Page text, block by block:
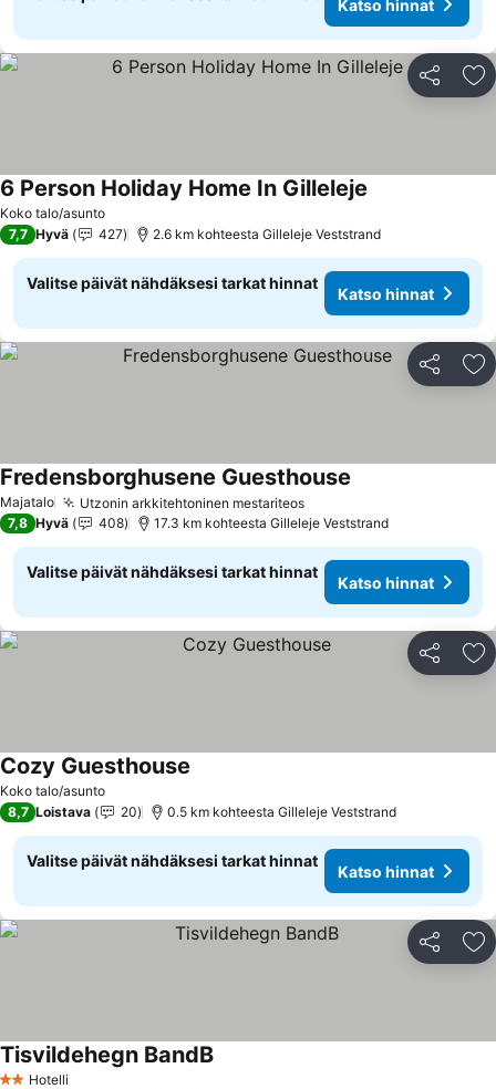
Katso hinnat
Jaa
Koko talo/asunto
6 Person Holiday Home In Gilleleje
7,7 Hyvä 427 2.6 km kohteesta Gilleleje Veststrand
Valitse päivät nähdäksesi tarkat hinnat
Katso hinnat
Jaa
Majatalo Utzonin arkkitehtoninen mestariteos
Fredensborghusene Guesthouse
7,8 Hyvä 408 17.3 km kohteesta Gilleleje Veststrand
Valitse päivät nähdäksesi tarkat hinnat
Katso hinnat
Jaa
Koko talo/asunto
Cozy Guesthouse
8,7 Loistava 20 0.5 km kohteesta Gilleleje Veststrand
Valitse päivät nähdäksesi tarkat hinnat
Katso hinnat
Jaa
Hotelli
Tisvildehegn BandB